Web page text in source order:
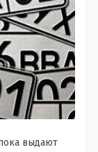
выдают